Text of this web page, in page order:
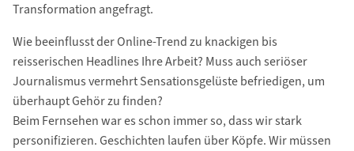
Transformation angefragt.
Wie beeinflusst der Online-Trend zu knackigen bis
reisserischen Headlines Ihre Arbeit? Muss auch seriöser
Journalismus vermehrt Sensationsgelüste befriedigen, um
überhaupt Gehör zu finden?
Beim Fernsehen war es schon immer so, dass wir stark
personifizieren. Geschichten laufen über Köpfe. Wir müssen